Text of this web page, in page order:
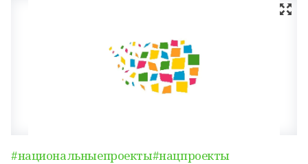
#национальныепроекты#нацпроекты